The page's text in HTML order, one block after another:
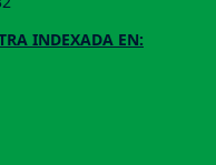
INDEXADA EN: